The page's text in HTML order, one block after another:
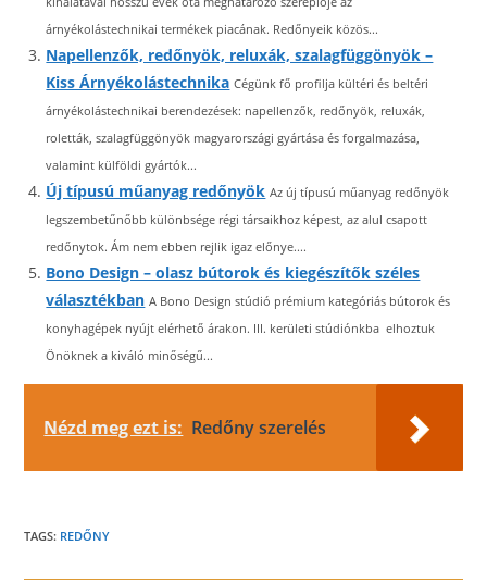
árnyékolástechnikai termékek piacának. Redőnyeik közös...
Napellenzők, redőnyök, reluxák, szalagfüggönyök –
Kiss Árnyékolástechnika Cégünk fő profilja kültéri és beltéri
árnyékolástechnikai berendezések: napellenzők, redőnyök, reluxák,
roletták, szalagfüggönyök magyarországi gyártása és forgalmazása,
valamint külföldi gyártók...
Új típusú műanyag redőnyök Az új típusú műanyag redőnyök
legszembetűnőbb különbsége régi társaikhoz képest, az alul csapott
redőnytok. Ám nem ebben rejlik igaz előnye....
Bono Design – olasz bútorok és kiegészítők széles
választékban A Bono Design stúdió prémium kategóriás bútorok és
konyhagépek nyújt elérhető árakon. III. kerületi stúdiónkba elhoztuk
Önöknek a kiváló minőségű...
Nézd meg ezt is: Redőny szerelés
TAGS: REDŐNY